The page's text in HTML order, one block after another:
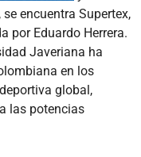
encuentra Supertex,
por Eduardo Herrera.
Javeriana ha
en los
global,
las potencias